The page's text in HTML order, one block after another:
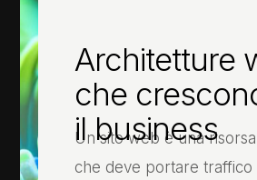
Architetture
che
il business
Un sito web è una
che deve portare traffico